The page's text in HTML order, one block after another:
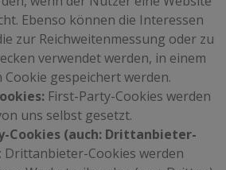
Ebenso können die Interessen
zur Reichweitenmessung oder zu
verwendet werden, in einem
Cookie gespeichert werden.
First-Party-Cookies werden
uns selbst gesetzt.
Cookies (auch: Drittanbieter-
: Drittanbieter-Cookies werden